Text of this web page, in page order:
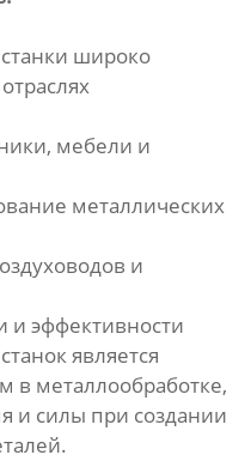
широко
мебели и
металлических
и
и эффективности
является
металлообработке,
и силы при создании